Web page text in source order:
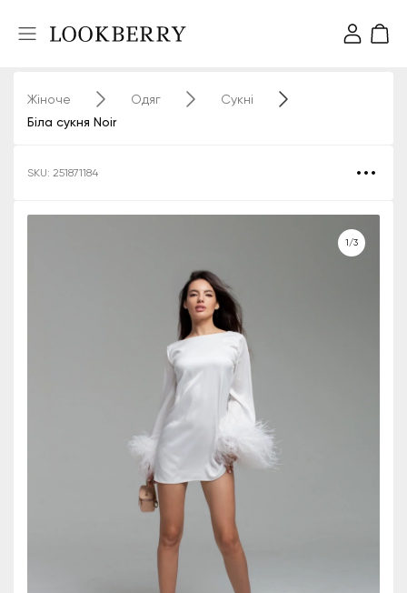
Жіноче Одяг
Сукні
Біла сукня Noir
SKU: 251871184
1/3